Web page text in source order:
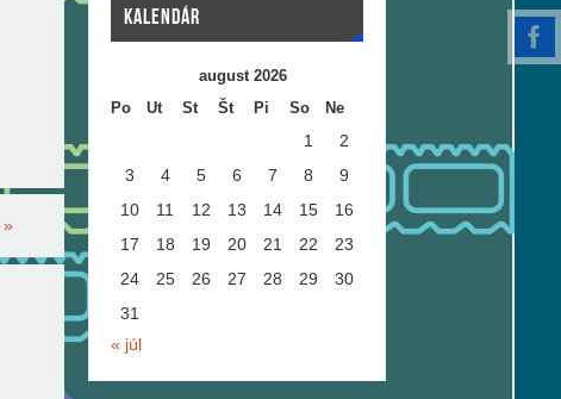
»
KALENDÁR
august 2026
Po
Ut St Št Pi So Ne
1
2
3
4 5 6 7 8
9
10
11 12 13 14 15
16
17
18 19 20 21 22
23
24
25 26 27 28 29
30
31
« júl